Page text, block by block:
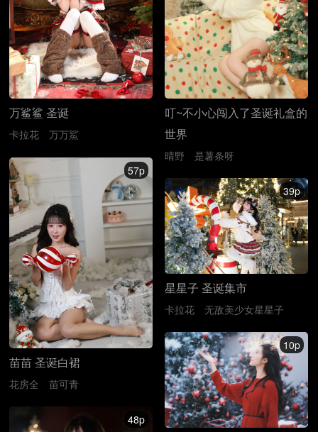
叮~不小心闯入了圣诞礼盒的
世界
晴野 是薯条呀
万鲨鲨 圣诞
卡拉花 万万鯊
57p
苗苗 圣诞白裙
花房全 苗可青
39p
星星子 圣诞集市
卡拉花 无敌美少女星星子
10p
48p